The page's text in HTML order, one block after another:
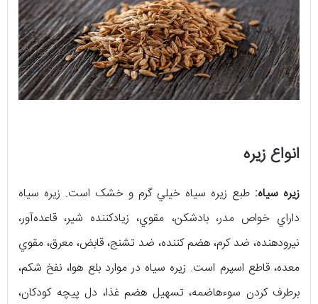
انواع زیره
زیره سیاه: طبع‌ زيره‌ سياه‌ خيلي‌ گرم‌ و خشک‌ است‌. زيره‌ سياه‌
داراي‌ خواص‌ مدر، بادشکن‌، مقوي‌، زيادکننده‌ شير، قاعده‌آور،
نيرودهنده‌، ضد کرم‌، هضم‌ کننده‌، ضد تشنج‌، قابض‌، معرق‌، مقوي‌
معده‌، قاطع‌ اسپرم‌ است‌. زيره‌ سياه‌ در موارد بلع‌ هوا، نفخ‌ شکم‌،
برطرف‌ کردن‌ سوءهاضمه‌، تسهيل‌ هضم‌ غذا، دل‌ پيچه‌ کودکان‌،